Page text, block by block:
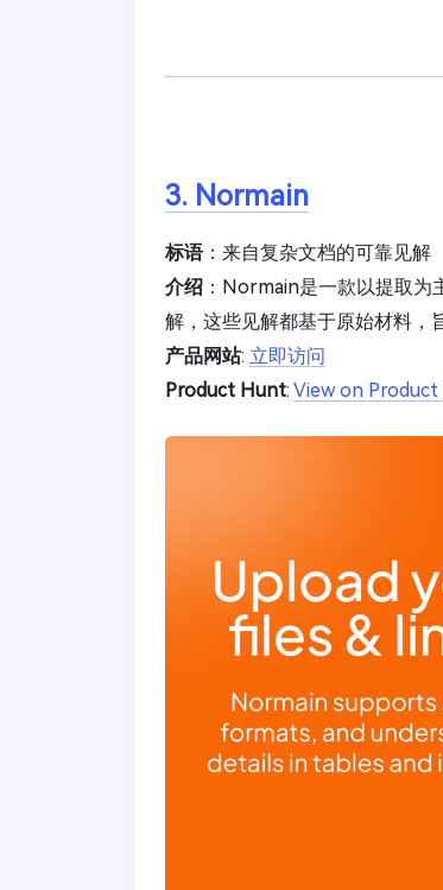
3. Normain
标语：来自复杂文档的可靠见解
介绍 ：Normain是一款以提取
解，这些见解都基于原始材料，
产品网站: 立即访问
Product Hunt: View on